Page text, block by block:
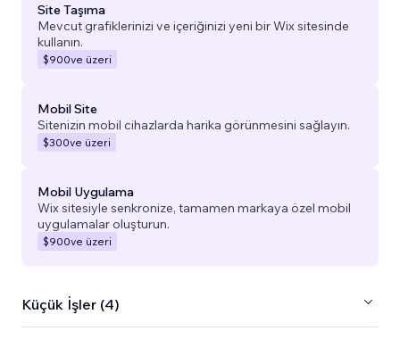
Site Taşıma
Mevcut grafiklerinizi ve içeriğinizi yeni bir Wix sitesinde
kullanın.
$900ve üzeri
Mobil Site
Sitenizin mobil cihazlarda harika görünmesini sağlayın.
$300ve üzeri
Mobil Uygulama
Wix sitesiyle senkronize, tamamen markaya özel mobil
uygulamalar oluşturun.
$900ve üzeri
Küçük İşler (4)